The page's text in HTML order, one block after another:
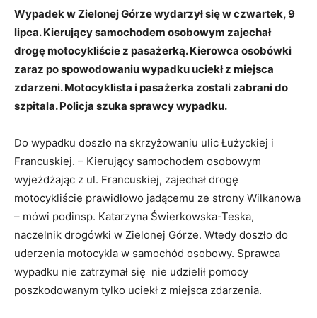
Wypadek w Zielonej Górze wydarzył się w czwartek, 9
lipca. Kierujący samochodem osobowym zajechał
drogę motocykliście z pasażerką. Kierowca osobówki
zaraz po spowodowaniu wypadku uciekł z miejsca
zdarzeni. Motocyklista i pasażerka zostali zabrani do
szpitala. Policja szuka sprawcy wypadku.
Do wypadku doszło na skrzyżowaniu ulic Łużyckiej i
Francuskiej. – Kierujący samochodem osobowym
wyjeżdżając z ul. Francuskiej, zajechał drogę
motocykliście prawidłowo jadącemu ze strony Wilkanowa
– mówi podinsp. Katarzyna Świerkowska-Teska,
naczelnik drogówki w Zielonej Górze. Wtedy doszło do
uderzenia motocykla w samochód osobowy. Sprawca
wypadku nie zatrzymał się nie udzielił pomocy
poszkodowanym tylko uciekł z miejsca zdarzenia.